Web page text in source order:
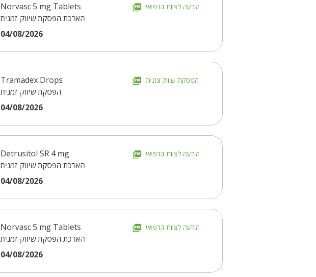
Norvasc 5 mg Tablets
הארכת הפסקת שיווק זמנית
04/08/2026
הודעה לצוות הרפואי
Tramadex Drops
הפסקת שיווק זמנית
04/08/2026
הפסקת שיווק זמנית
Detrusitol SR 4 mg
הארכת הפסקת שיווק זמנית
04/08/2026
הודעה לצוות הרפואי
Norvasc 5 mg Tablets
הארכת הפסקת שיווק זמנית
04/08/2026
הודעה לצוות הרפואי